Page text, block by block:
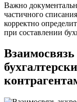
Важно
частичного
корректно
при составлении